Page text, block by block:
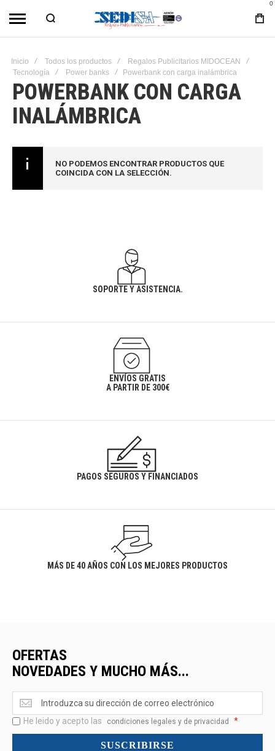
0
Inicio Todos los productos
Regalos Publicitarios MIDOCEAN
Tecnología
Power banks Powerbank con carga inalámbrica
POWERBANK CON CARGA
INALÁMBRICA
NO PODEMOS ENCONTRAR PRODUCTOS QUE
COINCIDA CON LA SELECCIÓN.
SOPORTE Y ASISTENCIA.
ENVÍOS GRATIS
A PARTIR DE 300€
PAGOS SEGUROS Y FINANCIADOS
MÁS DE 40 AÑOS CON LOS MEJORES PRODUCTOS
OFERTAS
NOVEDADES Y MUCHO MÁS...
Ofertas
<br>Novedades
y
mucho
He leido y acepto las condiciones legales y de privacidad *
SUSCRIBIRSE